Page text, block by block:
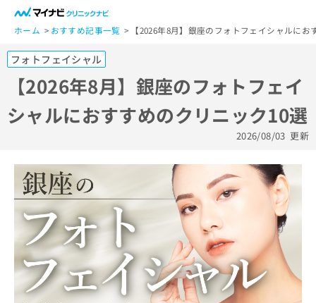
ホーム おすすめ記事一覧 【2026年8月】銀座のフォトフェイシャルに
フォトフェイシャル
【2026年8月】銀座のフォトフェイ
シャルにおすすめのクリニック10選
2026/08/03 更新
一
般
ー
ザ
ー
の
方
マ
イ
ビ
リ
係